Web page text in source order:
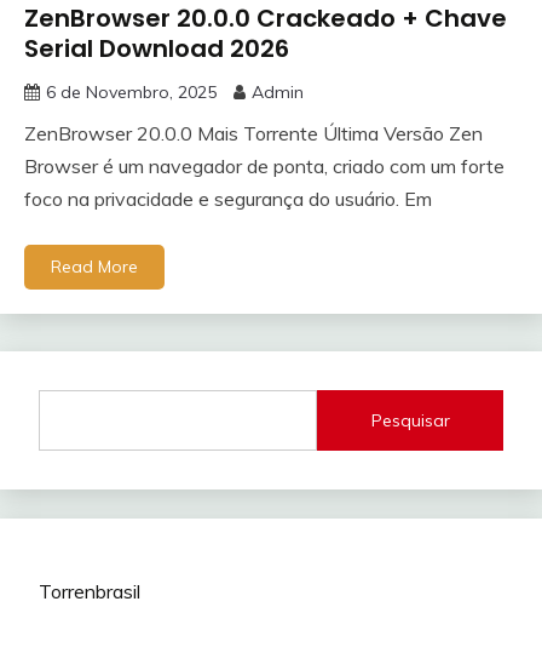
ZenBrowser 20.0.0 Crackeado + Chave
Serial Download 2026
6 de Novembro, 2025 Admin
ZenBrowser 20.0.0 Mais Torrente Última Versão Zen
Browser é um navegador de ponta, criado com um forte
foco na privacidade e segurança do usuário. Em
Read More
Pesquisar
Torrenbrasil